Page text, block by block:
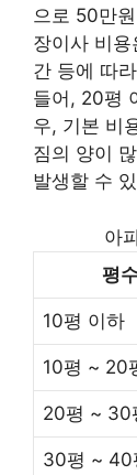
으로 50만
장이사 비
간 등에 따
들어, 20평
우, 기본 비
짐의 양이
발생할 수
아
평
10평 이하
10평 ~ 20
20평 ~ 30
30평 ~ 40